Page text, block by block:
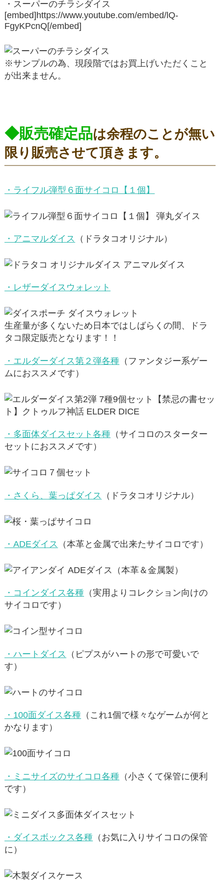
・スーパーのチラシダイス
[embed]https://www.youtube.com/embed/lQ-
FgyKPcnQ[/embed]
※サンプルの為、現段階ではお買上げいただくこと
が出来ません。
◆販売確定品は余程のことが無い
限り販売させて頂きます。
・ライフル弾型６面サイコロ【１個】
・アニマルダイス （ドラタコオリジナル）
・レザーダイスウォレット
生産量が多くないため日本ではしばらくの間、ドラ
タコ限定販売となります！！
・エルダーダイス第２弾各種 （ファンタジー系ゲー
ムにおススメです）
・多面体ダイスセット各種 （サイコロのスターター
セットにおススメです）
・さくら、葉っぱダイス （ドラタコオリジナル）
・ADEダイス （本革と金属で出来たサイコロです）
・コインダイス各種 （実用よりコレクション向けの
サイコロです）
・ハートダイス
（ピプスがハートの形で可愛いで
す）
・100面ダイス各種 （これ1個で様々なゲームが何と
かなります）
・ミニサイズのサイコロ各種 （小さくて保管に便利
です）
・ダイスボックス各種 （お気に入りサイコロの保管
に）